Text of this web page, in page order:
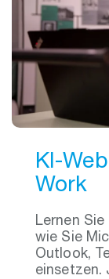
KI-
Work
Lernen Sie
wie Sie
Outlook,
einsetzen.